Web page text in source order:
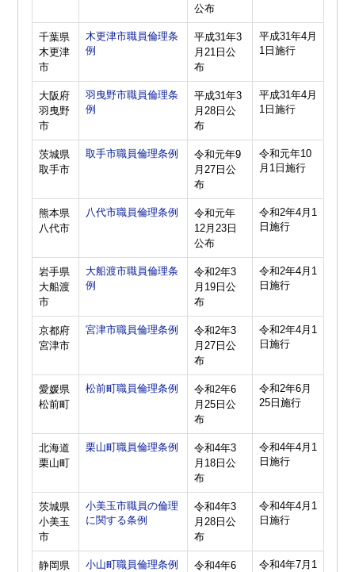
公布
千葉県
木更津
市
木更津市職員倫理条
例
平成31年3
月21日公
布
平成31年4月
1日施行
大阪府
羽曳野
市
羽曳野市職員倫理条
例
平成31年3
月28日公
布
平成31年4月
1日施行
茨城県
取手市
取手市職員倫理条例
令和元年9
月27日公
布
令和元年10
月1日施行
熊本県
八代市
八代市職員倫理条例
令和元年
12月23日
公布
令和2年4月1
日施行
岩手県
大船渡
市
大船渡市職員倫理条
例
令和2年3
月19日公
布
令和2年4月1
日施行
京都府
宮津市
宮津市職員倫理条例
令和2年3
月27日公
布
令和2年4月1
日施行
愛媛県
松前町
松前町職員倫理条例
令和2年6
月25日公
布
令和2年6月
25日施行
北海道
栗山町
栗山町職員倫理条例
令和4年3
月18日公
布
令和4年4月1
日施行
茨城県
小美玉
市
小美玉市職員の倫理
に関する条例
令和4年3
月28日公
布
令和4年4月1
日施行
静岡県
小山町職員倫理条例
令和4年6
令和4年7月1